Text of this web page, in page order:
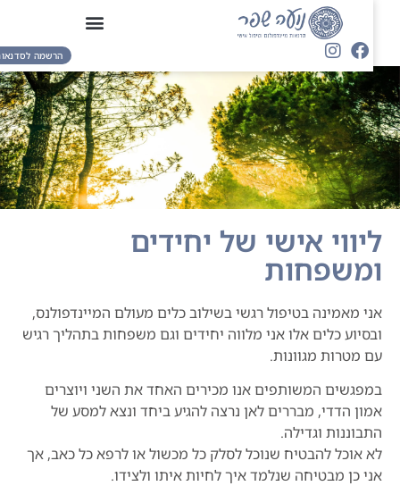
הרשמה לסדנאות
ליווי אישי של יחידים
ומשפחות
אני מאמינה בטיפול רגשי בשילוב כלים מעולם המיינדפולנס,
ובסיוע כלים אלו אני מלווה יחידים וגם משפחות בתהליך רגיש
עם מטרות מגוונות.
במפגשים המשותפים אנו מכירים האחד את השני ויוצרים
אמון הדדי, מבררים לאן נרצה להגיע ביחד ונצא למסע של
התבוננות וגדילה.
לא אוכל להבטיח שנוכל לסלק כל מכשול או לרפא כל כאב, אך
אני כן מבטיחה שנלמד איך לחיות איתו ולצידו.